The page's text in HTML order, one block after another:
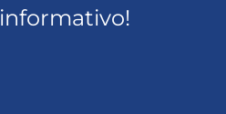
informativo!